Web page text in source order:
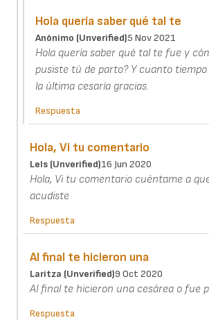
Hola quería saber qué tal te
Anónimo (unverified)5 Nov 2021
Hola quería saber qué tal te fue y
pusiste tú de parto? Y cuanto tiempo
la última cesaría gracias.
Respuesta
Hola, Vi tu comentario
Lels (unverified)16 Jun 2020
Hola, Vi tu comentario cuéntame a
acudiste
Respuesta
Al final te hicieron una
Laritza (unverified)9 Oct 2020
Al final te hicieron una cesárea o fue
Respuesta